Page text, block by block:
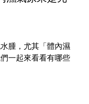
腫，尤其「體內濕
一起來看看有哪些